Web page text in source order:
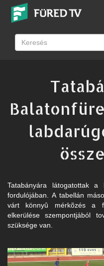
Tatabányára látogatottak
fordulójában. A tabellán
várt könnyû mérkõzés a
elkerülése szempontjából
szüksége van.